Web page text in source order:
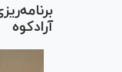
آرادکوه